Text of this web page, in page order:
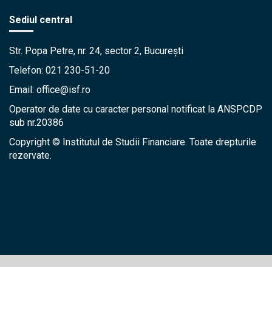
Sediul central
Str. Popa Petre, nr. 24, sector 2, București
Telefon: 021 230-51-20
Email: office@isf.ro
Operator de date cu caracter personal notificat la ANSPCDP
sub nr.20386
Copyright © Institutul de Studii Financiare. Toate drepturile
rezervate.